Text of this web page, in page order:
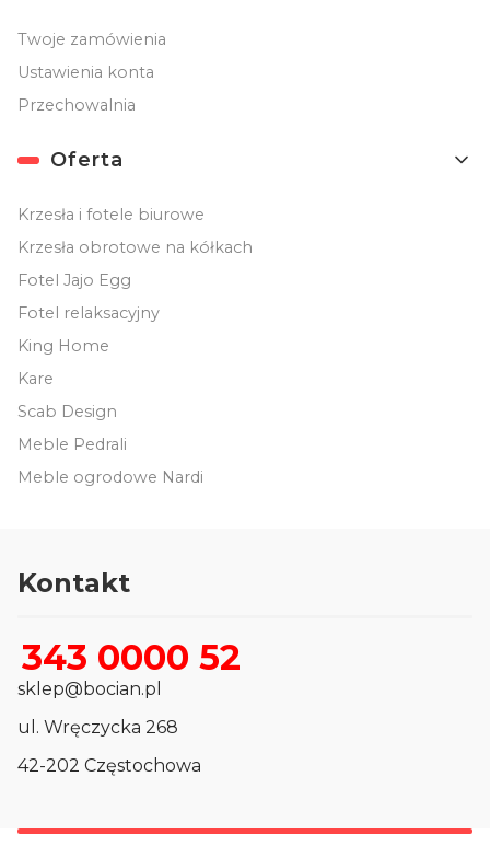
Twoje zamówienia
Ustawienia konta
Przechowalnia
Oferta
Krzesła i fotele biurowe
Krzesła obrotowe na kółkach
Fotel Jajo Egg
Fotel relaksacyjny
King Home
Kare
Scab Design
Meble Pedrali
Meble ogrodowe Nardi
Kontakt
343 0000 52
sklep@bocian.pl
ul. Wręczycka 268
42-202 Częstochowa